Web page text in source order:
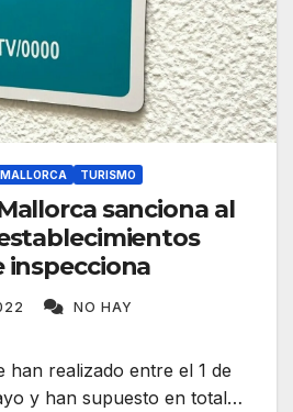
MALLORCA TURISMO
sanciona al
establecimientos
NO HAY
han realizado entre el 1 de
y han supuesto en total…